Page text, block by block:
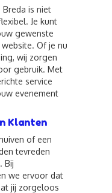
is niet
Je kunt
gewenste
Of je nu
wij zorgen
gebruik. Met
service
evenement
Klanten
of een
tevreden
Bij
we ervoor dat
jij zorgeloos